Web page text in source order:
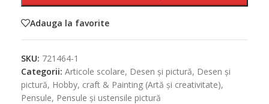
Adauga la favorite
SKU: 721464-1
Categorii: Articole scolare, Desen și pictură, Desen și
pictură, Hobby, craft & Painting (Artă și creativitate),
Pensule, Pensule și ustensile pictură